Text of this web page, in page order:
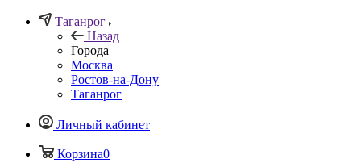
Таганрог
Назад
Города
Москва
Ростов-на-Дону
Таганрог
Личный кабинет
Корзина0